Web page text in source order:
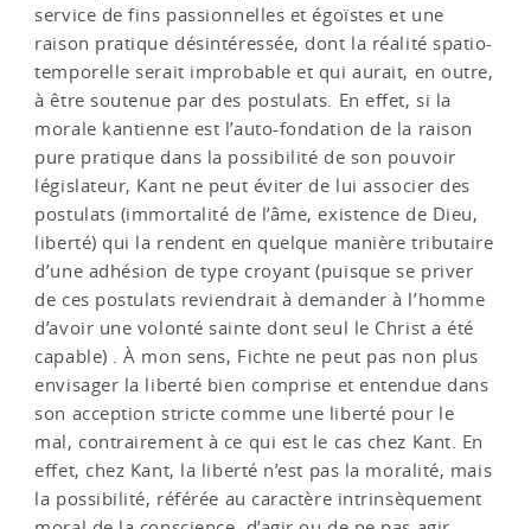
service de fins passionnelles et égoïstes et une
raison pratique désintéressée, dont la réalité spatio-
temporelle serait improbable et qui aurait, en outre,
à être soutenue par des postulats. En effet, si la
morale kantienne est l’auto-fondation de la raison
pure pratique dans la possibilité de son pouvoir
législateur, Kant ne peut éviter de lui associer des
postulats (immortalité de l’âme, existence de Dieu,
liberté) qui la rendent en quelque manière tributaire
d’une adhésion de type croyant (puisque se priver
de ces postulats reviendrait à demander à l’homme
d’avoir une volonté sainte dont seul le Christ a été
capable) . À mon sens, Fichte ne peut pas non plus
envisager la liberté bien comprise et entendue dans
son acception stricte comme une liberté pour le
mal, contrairement à ce qui est le cas chez Kant. En
effet, chez Kant, la liberté n’est pas la moralité, mais
la possibilité, référée au caractère intrinsèquement